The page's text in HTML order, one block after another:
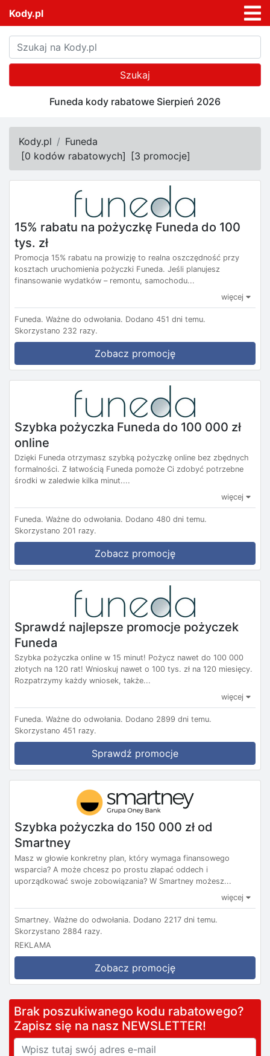
Kody.pl
Szukaj
Funeda kody rabatowe Sierpień 2026
Kody.pl
Funeda
[0 kodów rabatowych] [3 promocje]
15% rabatu na pożyczkę Funeda do 100
tys. zł
Promocja 15% rabatu na prowizję to realna oszczędność przy
kosztach uruchomienia pożyczki Funeda. Jeśli planujesz
finansowanie wydatków – remontu, samochodu...
więcej
Funeda. Ważne do odwołania. Dodano 451 dni temu.
Skorzystano 232 razy.
Zobacz promocję
Szybka pożyczka Funeda do 100 000 zł
online
Dzięki Funeda otrzymasz szybką pożyczkę online bez zbędnych
formalności. Z łatwością Funeda pomoże Ci zdobyć potrzebne
środki w zaledwie kilka minut....
więcej
Funeda. Ważne do odwołania. Dodano 480 dni temu.
Skorzystano 201 razy.
Zobacz promocję
Sprawdź najlepsze promocje pożyczek
Funeda
Szybka pożyczka online w 15 minut! Pożycz nawet do 100 000
złotych na 120 rat! Wnioskuj nawet o 100 tys. zł na 120 miesięcy.
Rozpatrzymy każdy wniosek, także...
więcej
Funeda. Ważne do odwołania. Dodano 2899 dni temu.
Skorzystano 451 razy.
Sprawdź promocje
Szybka pożyczka do 150 000 zł od
Smartney
Masz w głowie konkretny plan, który wymaga finansowego
wsparcia? A może chcesz po prostu złapać oddech i
uporządkować swoje zobowiązania? W Smartney możesz...
więcej
Smartney. Ważne do odwołania. Dodano 2217 dni temu.
Skorzystano 2884 razy.
REKLAMA
Zobacz promocję
Brak poszukiwanego kodu rabatowego?
Zapisz się na nasz NEWSLETTER!